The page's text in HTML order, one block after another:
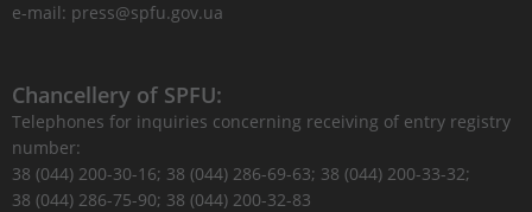
e-mail: press@spfu.gov.ua
Chancellery of SPFU:
Telephones for inquiries concerning receiving of entry registry
number:
38 (044) 200-30-16; 38 (044) 286-69-63; 38 (044) 200-33-32;
38 (044) 286-75-90; 38 (044) 200-32-83